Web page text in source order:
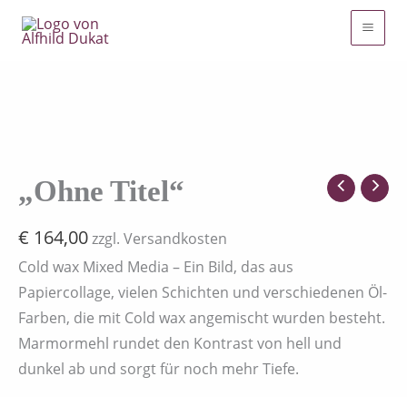
Zum
Inhalt
„Ohne Titel“
€ 164,00zzgl. Versandkosten
Cold wax Mixed Media – Ein Bild, das aus
Papiercollage, vielen Schichten und verschiedenen Öl-
Farben, die mit Cold wax angemischt wurden besteht.
Marmormehl rundet den Kontrast von hell und
dunkel ab und sorgt für noch mehr Tiefe.
Menge